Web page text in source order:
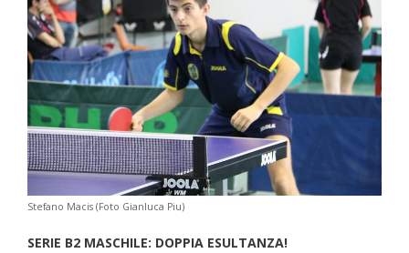
Stefano Macis (Foto Gianluca Piu)
SERIE B2 MASCHILE: DOPPIA ESULTANZA!